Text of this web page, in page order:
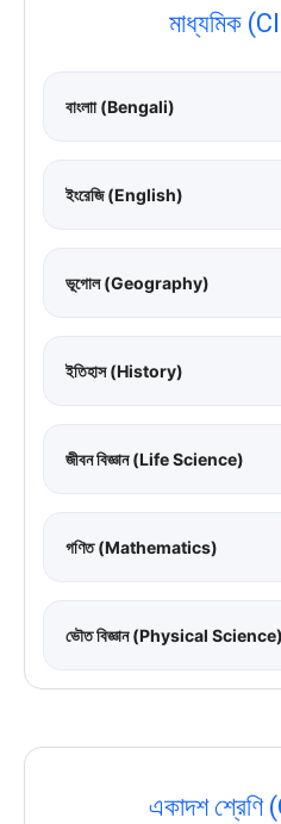
মাধ্যমিক
বাংলাা (Bengali)
ইংরেজি (English)
ভূগোল (Geography)
ইতিহাস (History)
জীবন বিজ্ঞান (Life Science)
গণিত (Mathematics)
ভৌত বিজ্ঞান (Physical Science)
একাদশ